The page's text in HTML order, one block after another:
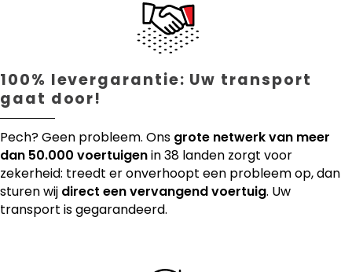
100% levergarantie: Uw transport
gaat door!
Pech? Geen probleem. Ons grote netwerk van meer
dan 50.000 voertuigenin 38 landen zorgt voor
zekerheid: treedt er onverhoopt een probleem op, dan
sturen wij direct een vervangend voertuig. Uw
transport is gegarandeerd.